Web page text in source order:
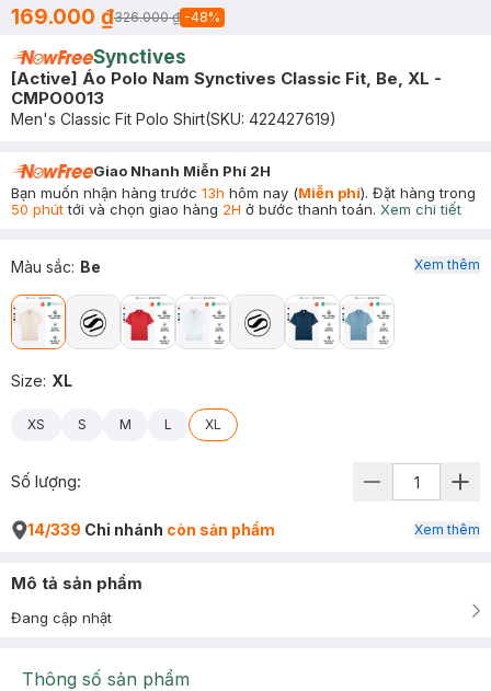
169.000 ₫326.000 ₫ -48%
Synctives
[Active] Áo Polo Nam Synctives Classic Fit, Be, XL -
CMPO0013
Men's Classic Fit Polo Shirt(SKU: 422427619)
Giao Nhanh Miễn Phí 2H
Bạn muốn nhận hàng trước 13h hôm nay (Miễn phí). Đặt hàng trong
50 phúttới và chọn giao hàng 2H ở bước thanh toán. Xem chi tiết
Màu sắc: Be
Size: XL
XS S M L XL
Xem thêm
Số lượng:
14/339 Chi nhánh còn sản phẩm Xem thêm
Mô tả sản phẩm
Đang cập nhật
Thông số sản phẩm